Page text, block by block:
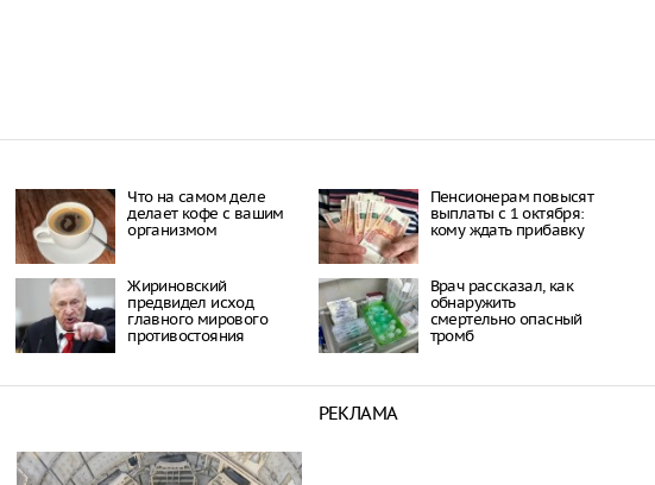
Что на самом деле
делает кофе с вашим
организмом
Пенсионерам повысят
выплаты с 1 октября:
кому ждать прибавку
Жириновский
предвидел исход
главного мирового
противостояния
Врач рассказал, как
обнаружить
смертельно опасный
тромб
РЕКЛАМА